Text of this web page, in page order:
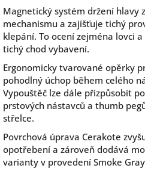
Magnetický systém držení hlavy
mechanismu a zajišťuje tichý
klepání. To ocení zejména lovci
tichý chod vybavení.
Ergonomicky tvarované opěrky
pohodlný úchop během celého
Vypouštěč lze dále přizpůsobit
prstových nástavců a thumb
střelce.
Povrchová úprava Cerakote
opotřebení a zároveň dodává
varianty v provedení Smoke